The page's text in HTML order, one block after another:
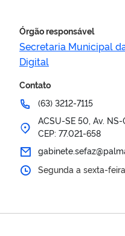
Órgão responsável
Secretaria Municipal
Digital
Contato
(63) 3212-7115
ACSU-SE 50, Av. NS-
CEP: 77.021-658
Segunda a sexta-feira